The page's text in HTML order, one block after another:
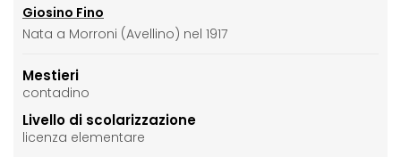
Giosino Fino
Nata a Morroni (Avellino) nel 1917
Mestieri
contadino
Livello di scolarizzazione
licenza elementare